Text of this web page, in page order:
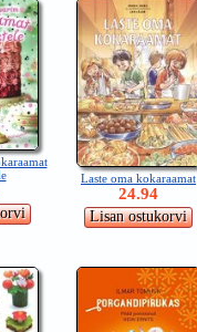
Laste oma kokaraamat
24.94